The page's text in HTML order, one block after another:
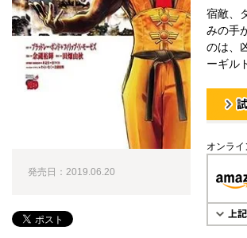
宿敵、
みの手
のは、
ーギル
オンライ
発売日：2019.06.20